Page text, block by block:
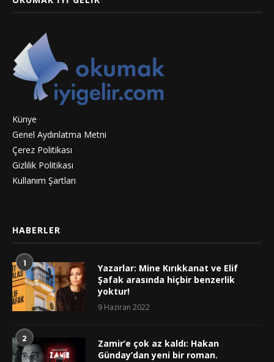
Künye
Genel Aydınlatma Metni
Çerez Politikası
Gizlilik Politikası
Kullanım Şartları
HABERLER
1
Yazarlar: Mine Kırıkkanat ve Elif
Şafak arasında hiçbir benzerlik
yoktur!
9 Haziran 2022
2
Zamir’e çok az kaldı: Hakan
Günday’dan yeni bir roman.